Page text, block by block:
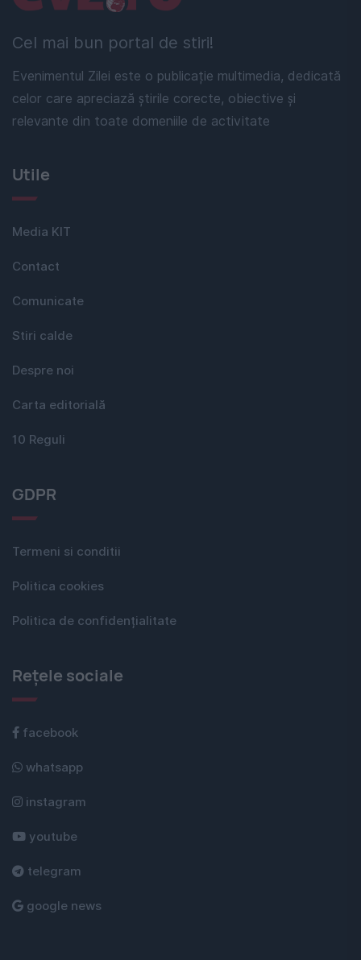
Cel mai bun portal de stiri!
Evenimentul Zilei este o publicație multimedia, dedicată
celor care apreciază știrile corecte, obiective și
relevante din toate domeniile de activitate
Utile
Media KIT
Contact
Comunicate
Stiri calde
Despre noi
Carta editorială
10 Reguli
GDPR
Termeni si conditii
Politica cookies
Politica de confidențialitate
Rețele sociale
facebook
whatsapp
instagram
youtube
telegram
google news